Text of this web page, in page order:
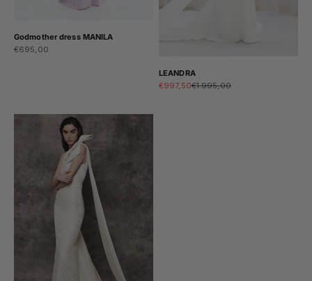
Godmother dress MANILA
Sale price
€695,00
LEANDRA
Sale price
€997,50Regular price
€1.995,00